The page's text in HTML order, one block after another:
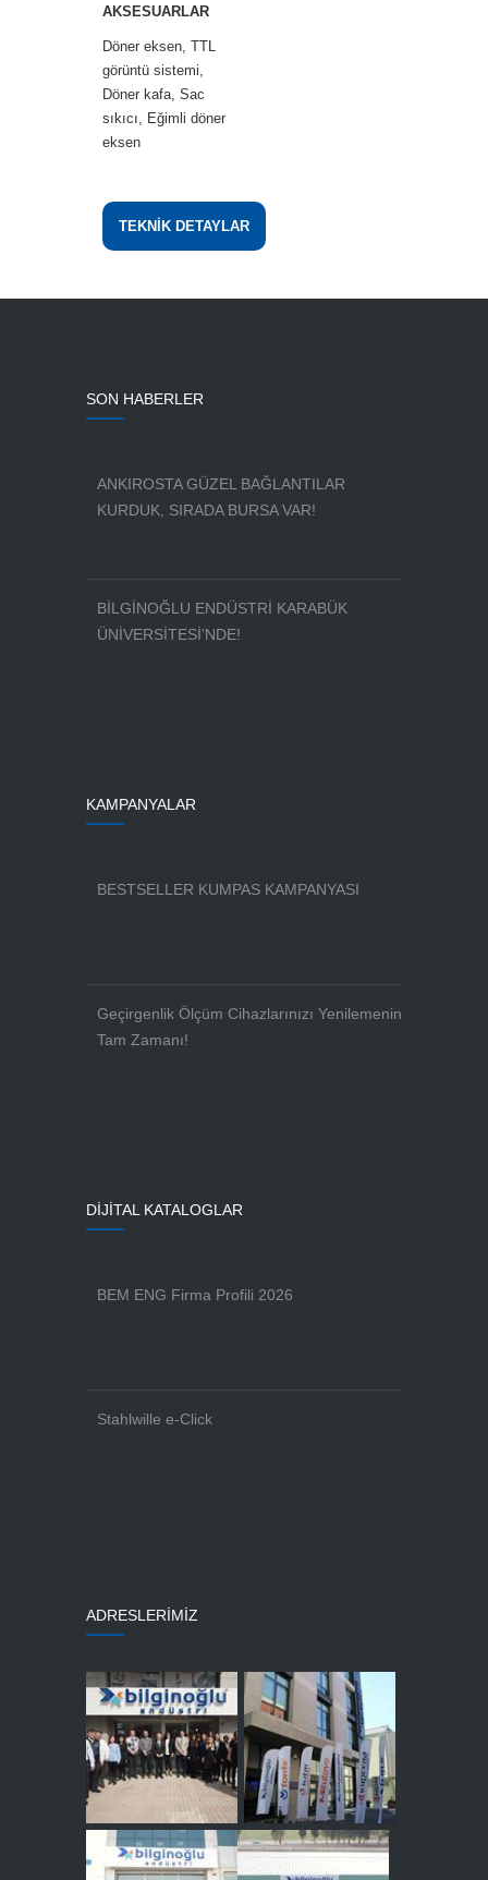
AKSESUARLAR
Döner eksen, TTL
görüntü sistemi,
Döner kafa, Sac
sıkıcı, Eğimli döner
eksen
TEKNİK DETAYLAR
SON HABERLER
ANKIROSTA GÜZEL BAĞLANTILAR
KURDUK, SIRADA BURSA VAR!
BİLGİNOĞLU ENDÜSTRİ KARABÜK
ÜNİVERSİTESİ’NDE!
KAMPANYALAR
BESTSELLER KUMPAS KAMPANYASI
Geçirgenlik Ölçüm Cihazlarınızı Yenilemenin
Tam Zamanı!
DİJİTAL KATALOGLAR
BEM ENG Firma Profili 2026
Stahlwille e-Click
ADRESLERİMİZ